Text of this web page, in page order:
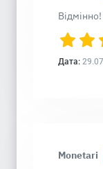
Дата:
Monetari